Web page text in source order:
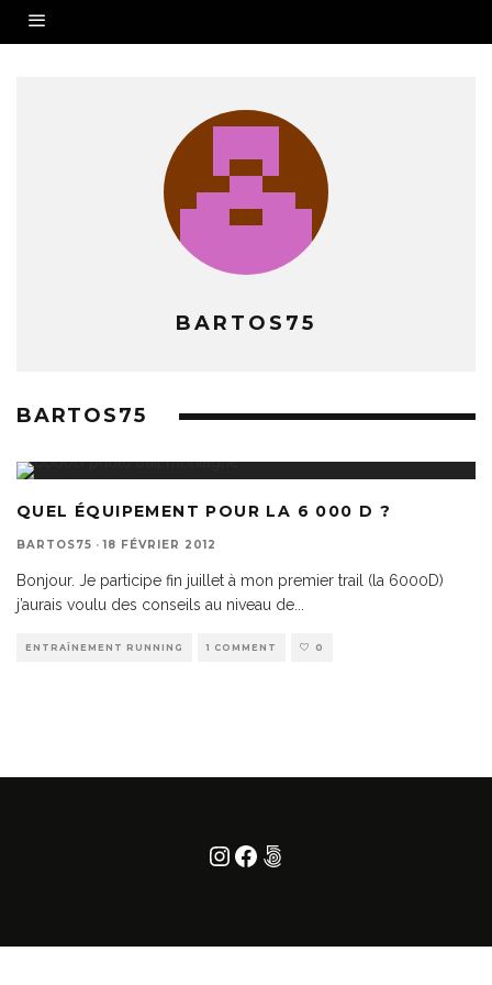
BARTOS75
BARTOS75
QUEL ÉQUIPEMENT POUR LA 6 000 D ?
BARTOS75 · 18 FÉVRIER 2012
Bonjour. Je participe fin juillet à mon premier trail (la 6000D)
j’aurais voulu des conseils au niveau de
ENTRAÎNEMENT RUNNING 1 COMMENT 0
Instagram
Facebook
500px